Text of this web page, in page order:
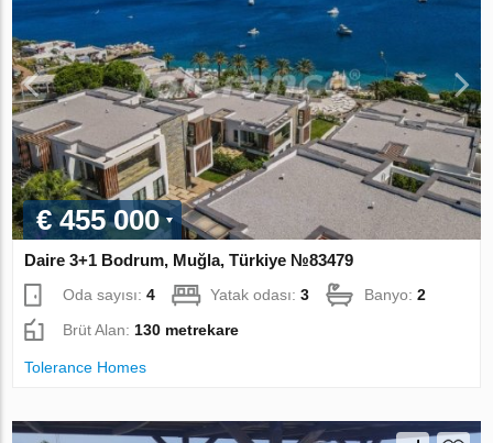
€ 455 000
Daire 3+1 Bodrum, Muğla, Türkiye №83479
Oda sayısı:4 Yatak odası:3 Banyo:2
Brüt Alan: 130 metrekare
Tolerance Homes